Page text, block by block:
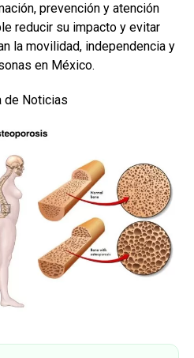
prevención y atención
reducir su impacto y evitar
la movilidad, independencia y
en México.
de Noticias